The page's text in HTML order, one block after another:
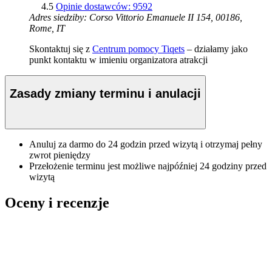
4.5 Opinie dostawców: 9592
Adres siedziby: Corso Vittorio Emanuele II 154, 00186,
Rome, IT
Skontaktuj się z Centrum pomocy Tiqets – działamy jako
punkt kontaktu w imieniu organizatora atrakcji
Zasady zmiany terminu i anulacji
Anuluj za darmo do 24 godzin przed wizytą i otrzymaj pełny
zwrot pieniędzy
Przełożenie terminu jest możliwe najpóźniej 24 godziny przed
wizytą
Oceny i recenzje